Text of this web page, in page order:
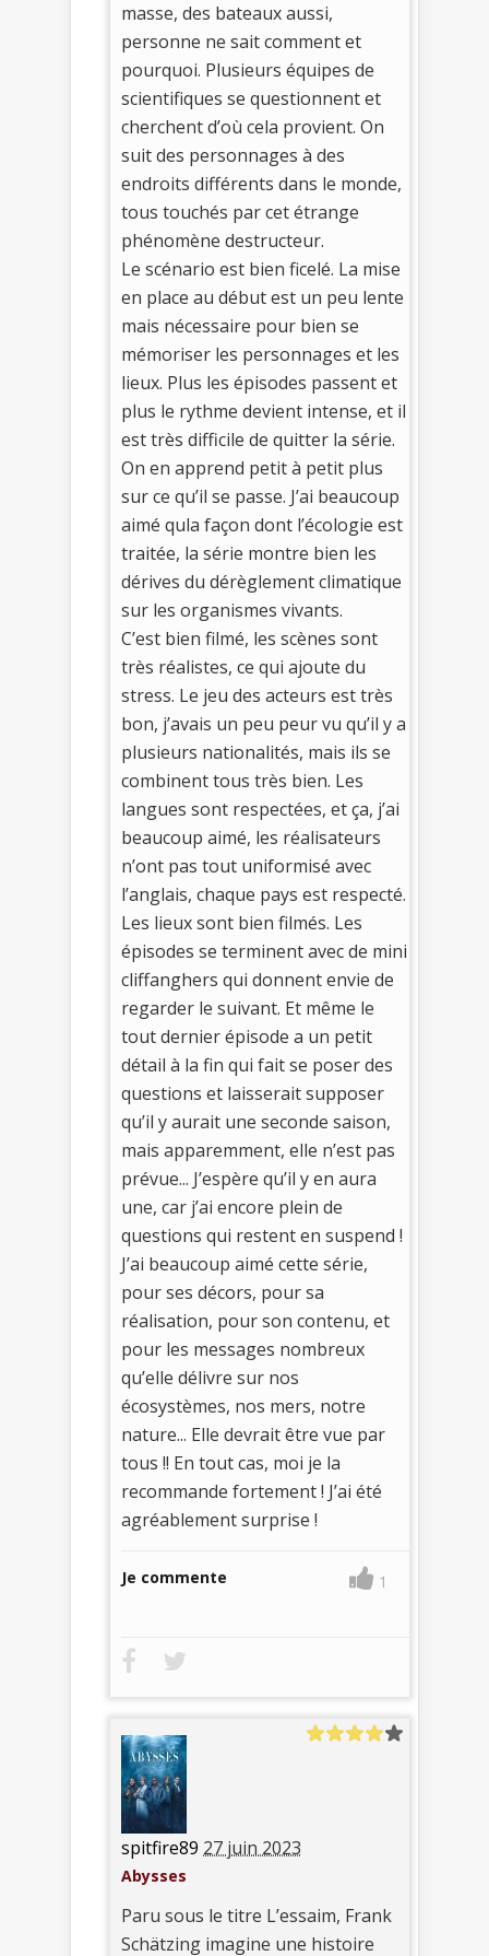
masse, des bateaux aussi,
personne ne sait comment et
pourquoi. Plusieurs équipes de
scientifiques se questionnent et
cherchent d’où cela provient. On
suit des personnages à des
endroits différents dans le monde,
tous touchés par cet étrange
phénomène destructeur.
Le scénario est bien ficelé. La mise
en place au début est un peu lente
mais nécessaire pour bien se
mémoriser les personnages et les
lieux. Plus les épisodes passent et
plus le rythme devient intense, et il
est très difficile de quitter la série.
On en apprend petit à petit plus
sur ce qu’il se passe. J’ai beaucoup
aimé qula façon dont l’écologie est
traitée, la série montre bien les
dérives du dérèglement climatique
sur les organismes vivants.
C’est bien filmé, les scènes sont
très réalistes, ce qui ajoute du
stress. Le jeu des acteurs est très
bon, j’avais un peu peur vu qu’il y a
plusieurs nationalités, mais ils se
combinent tous très bien. Les
langues sont respectées, et ça, j’ai
beaucoup aimé, les réalisateurs
n’ont pas tout uniformisé avec
l’anglais, chaque pays est respecté.
Les lieux sont bien filmés. Les
épisodes se terminent avec de mini
cliffanghers qui donnent envie de
regarder le suivant. Et même le
tout dernier épisode a un petit
détail à la fin qui fait se poser des
questions et laisserait supposer
qu’il y aurait une seconde saison,
mais apparemment, elle n’est pas
prévue... J’espère qu’il y en aura
une, car j’ai encore plein de
questions qui restent en suspend !
J’ai beaucoup aimé cette série,
pour ses décors, pour sa
réalisation, pour son contenu, et
pour les messages nombreux
qu’elle délivre sur nos
écosystèmes, nos mers, notre
nature... Elle devrait être vue par
tous !! En tout cas, moi je la
recommande fortement ! J’ai été
agréablement surprise !
Je commente 1
spitfire89 27 juin 2023
Abysses
Paru sous le titre L’essaim, Frank
Schätzing imagine une histoire